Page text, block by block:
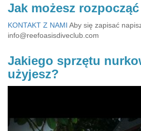
Jak możesz
KONTAKT Z NAMI Aby się zapisać
info@reefoasisdiveclub.com
Jakiego sprzętu
użyjesz?